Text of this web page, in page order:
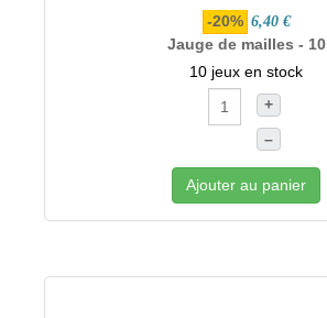
-20% 6,40 €
Jauge de mailles - 10
10 jeux en stock
+
–
Ajouter au panier